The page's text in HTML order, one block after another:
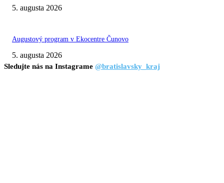
5. augusta 2026
Augustový program v Ekocentre Čunovo
5. augusta 2026
Sledujte nás na Instagrame @bratislavsky_kraj